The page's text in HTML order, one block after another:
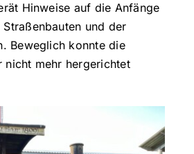
Hinweise auf die Anfänge
und der
Beweglich konnte die
nicht mehr hergerichtet